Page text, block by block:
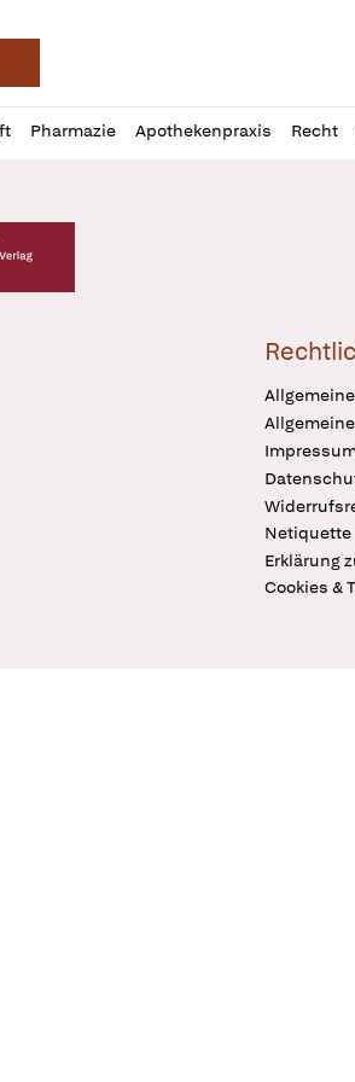
Pharmazie Apothekenpraxis Recht
Verlag Logo
Netiquette
Erklärung
Cookies &